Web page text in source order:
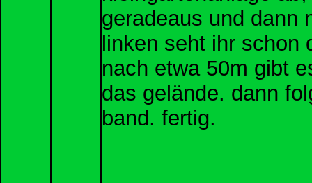
geradeaus und dann
linken seht ihr schon
nach etwa 50m gibt
das gelände. dann
band. fertig.